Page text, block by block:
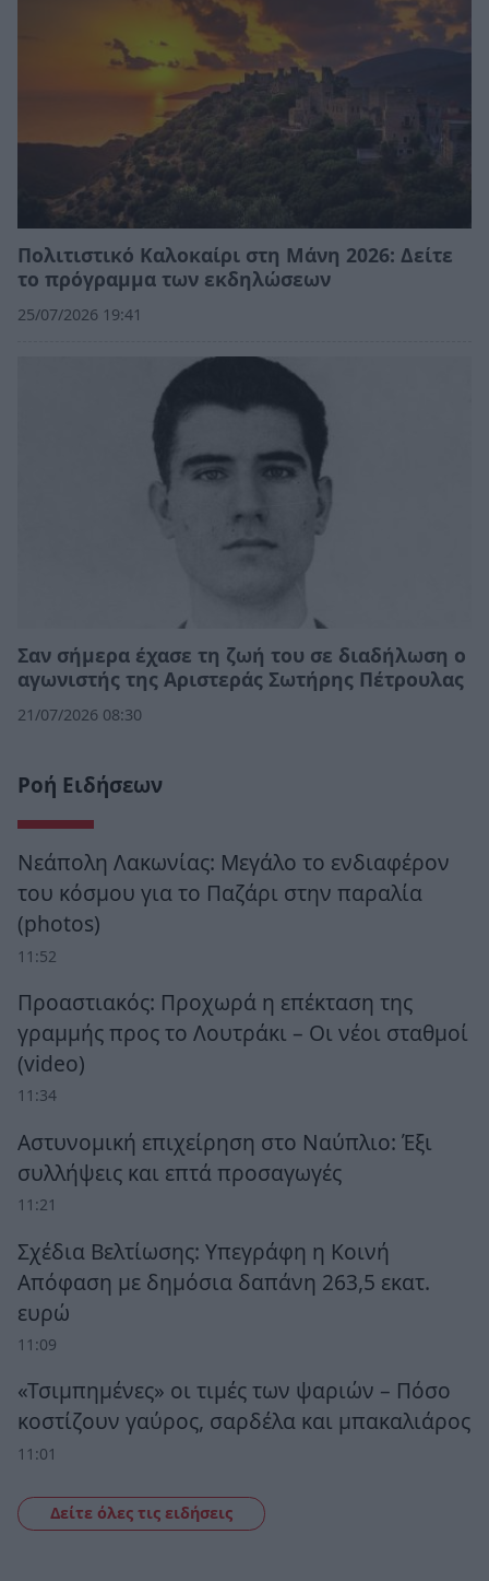
Πολιτιστικό Καλοκαίρι στη Μάνη 2026: Δείτε
το πρόγραμμα των εκδηλώσεων
25/07/2026 19:41
Σαν σήμερα έχασε τη ζωή του σε διαδήλωση ο
αγωνιστής της Αριστεράς Σωτήρης Πέτρουλας
21/07/2026 08:30
Ροή Ειδήσεων
Νεάπολη Λακωνίας: Μεγάλο το ενδιαφέρον
του κόσμου για το Παζάρι στην παραλία
(photos)
11:52
Προαστιακός: Προχωρά η επέκταση της
γραμμής προς το Λουτράκι – Οι νέοι σταθμοί
(video)
11:34
Αστυνομική επιχείρηση στο Ναύπλιο: Έξι
συλλήψεις και επτά προσαγωγές
11:21
Σχέδια Βελτίωσης: Υπεγράφη η Κοινή
Απόφαση με δημόσια δαπάνη 263,5 εκατ.
ευρώ
11:09
«Τσιμπημένες» οι τιμές των ψαριών – Πόσο
κοστίζουν γαύρος, σαρδέλα και μπακαλιάρος
11:01
Δείτε όλες τις ειδήσεις